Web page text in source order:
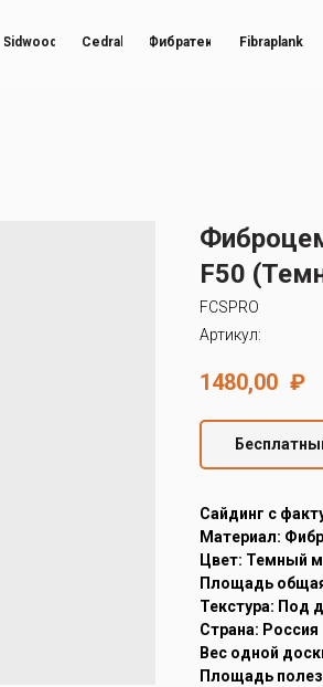
Sidwood Cedral Фибратек Fibraplank
F50
FCSPRO
Артикул:
1480,00 ₽
Cайдинг с
Материал:
Цвет: Темный
Площадь
Текстура: Под
Страна: Россия
Вес одной
Площадь